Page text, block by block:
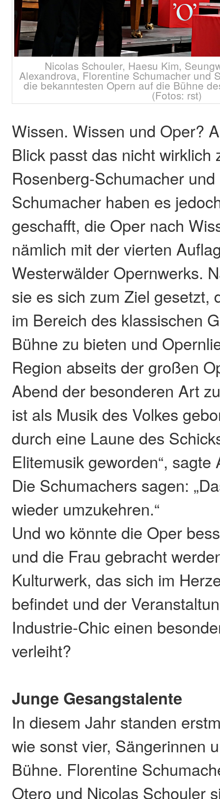
Nicolas Schouler, Haesu Kim,
Alexandrova, Florentine Schumacher und
die bekanntesten Opern auf die Bühne
(Fotos: rst)
Wissen. Wissen und Oper?
Blick passt das nicht wirklich
Rosenberg-Schumacher
Schumacher haben es
geschafft, die Oper nach
nämlich mit der vierten
Westerwälder Opernwerks.
sie es sich zum Ziel gesetzt,
im Bereich des klassischen
Bühne zu bieten und
Region abseits der großen
Abend der besonderen Art
ist als Musik des Volkes
durch eine Laune des
Elitemusik geworden“, sagte
Die Schumachers sagen:
wieder umzukehren.“
Und wo könnte die Oper
und die Frau gebracht
Kulturwerk, das sich im
befindet und der
Industrie-Chic einen
verleiht?
Junge Gesangstalente
In diesem Jahr standen
wie sonst vier, Sängerinnen
Bühne. Florentine
Otero und Nicolas Schouler